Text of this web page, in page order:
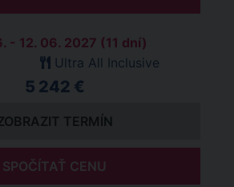
- 12. 06. 2027 (11 dní)
Ultra All Inclusive
5 242 €
TERMÍN
SPOČÍTAŤ CENU